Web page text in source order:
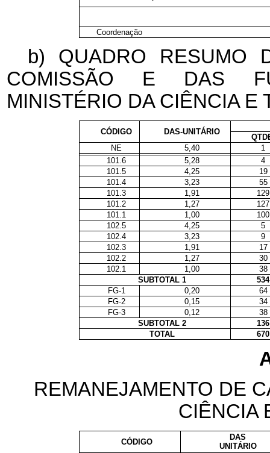
Coordenação
b) QUADRO RESUMO
COMISSÃO E DAS
MINISTÉRIO DA CIÊNCIA E
CÓDIGO DAS-UNITÁRIO
NE
5,40
1
101.6
5,28
4
101.5
4,25
19
101.4
3,23
55
101.3
1,91
129
101.2
1,27
127
101.1
1,00
100
102.5
4,25
5
102.4
3,23
9
102.3
1,91
17
102.2
1,27
30
102.1
1,00
38
SUBTOTAL 1
534
FG-1
0,20
64
FG-2
0,15
34
FG-3
0,12
38
SUBTOTAL 2
136
TOTAL
670
REMANEJAMENTO DE
CIÊNCIA
CÓDIGO
DAS
UNITÁRIO